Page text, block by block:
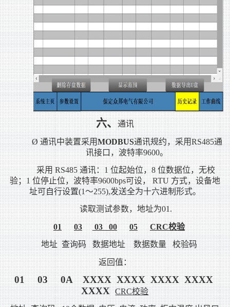
六、通讯
Ø 通讯中装置采用MODBUS通讯规约，采用RS485通
讯接口，波特率9600。
采用RS485通讯：1位起始位，8位数据位，无校
验；1位停止位，波特率9600bps可设，RTU方式，设备地
址可自行设置(1～255),发送全为十六进制形式。
读取测试参数，地址为01.
01 03 03 00 05 CRC校验
地址 查询码 数据地址 数据数量 校验码
返回值：
01 03 0A XXXX XXXX XXXX XXXX
XXXXCRC校验